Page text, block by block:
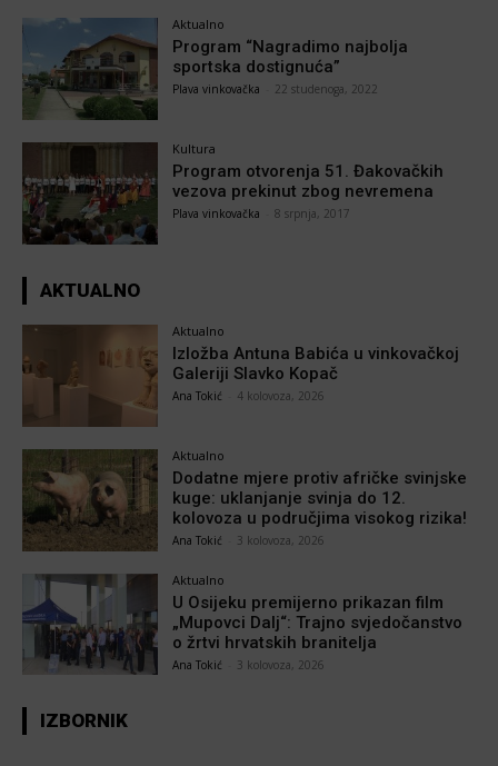
Aktualno
Program “Nagradimo najbolja
sportska dostignuća”
Plava vinkovačka 22 studenoga, 2022
Kultura
Program otvorenja 51. Đakovačkih
vezova prekinut zbog nevremena
Plava vinkovačka 8 srpnja, 2017
AKTUALNO
Aktualno
Izložba Antuna Babića u vinkovačkoj
Galeriji Slavko Kopač
Ana Tokić 4 kolovoza, 2026
Aktualno
Dodatne mjere protiv afričke svinjske
kuge: uklanjanje svinja do 12.
kolovoza u područjima visokog rizika!
Ana Tokić 3 kolovoza, 2026
Aktualno
U Osijeku premijerno prikazan film
„Mupovci Dalj“: Trajno svjedočanstvo
o žrtvi hrvatskih branitelja
Ana Tokić 3 kolovoza, 2026
IZBORNIK